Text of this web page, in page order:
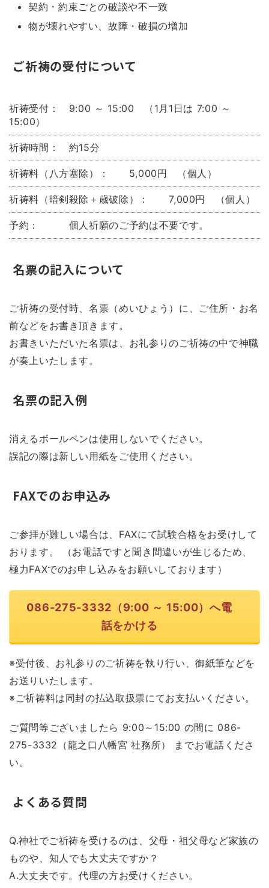
契約・約束ごとの破談や不一致
物が壊れやすい、故障・破損の増加
ご祈祷の受付について
祈祷受付： 9:00 ～ 15:00 （1月1日は 7:00 ～
15:00）
祈祷時間： 約15分
祈祷料（八方塞除）： 5,000円 （個人）
祈祷料（暗剣殺除＋歳破除）： 7,000円 （個人）
予約： 個人祈願のご予約は不要です。
名票の記入について
ご祈祷の受付時、名票（めいひょう）に、ご住所・お名
前などをお書き頂きます。
お書きいただいた名票は、お礼参りのご祈祷の中で神職
が奏上いたします。
名票の記入例
消えるボールペンは使用しないでください。
誤記の際は新しい用紙をご使用ください。
FAXでのお申込み
ご参拝が難しい場合は、FAXにて試験合格をお受けして
おります。 （お電話ですと聞き間違いが生じるため、
極力FAXでのお申し込みをお願いしております）
086-275-3332（9:00 ～ 15:00）へ電
話をかける
※受付後、お礼参りのご祈祷を執り行い、御紙筆などを
お送りいたします。
※ご祈祷料は同封の払込取扱票にてお支払いください。
ご質問等ございましたら 9:00～15:00 の間に 086-
275-3332（龍之口八幡宮 社務所） までお電話くださ
い。
よくある質問
Q.神社でご祈祷を受けるのは、父母・祖父母など家族の
ものや、知人でも大丈夫ですか？
A.大丈夫です。代理の方お受けください。